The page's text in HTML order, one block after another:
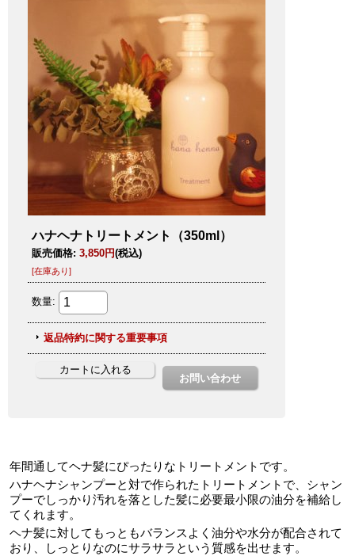
年間通してヘナ髪にぴったりなトリートメントです。
ハナヘナシャンプーと対で作られたトリートメントで、シャン
プーでしっかり汚れを落とした髪に必要最小限の油分を補給し
てくれます。
ヘナ髪に対してもっともバランスよく油分や水分が配合されて
おり、しっとりなのにサラサラという質感を出せます。